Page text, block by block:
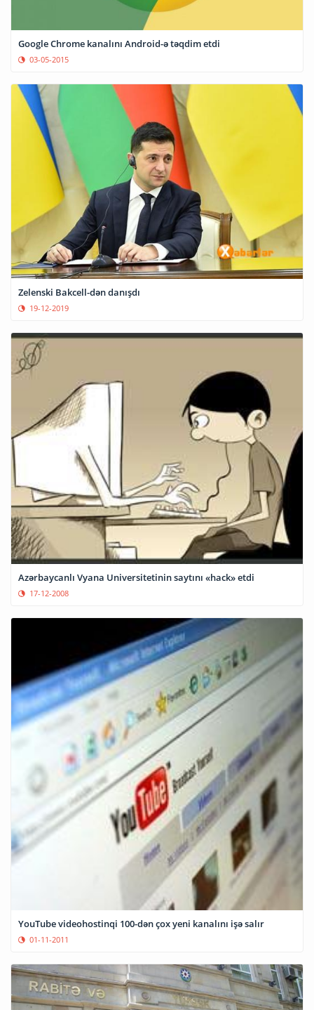
Google Chrome kanalını Android-ə təqdim etdi
03-05-2015
Zelenski Bakcell-dən danışdı
19-12-2019
Azərbaycanlı Vyana Universitetinin saytını «hack» etdi
17-12-2008
YouTube videohostinqi 100-dən çox yeni kanalını işə salır
01-11-2011